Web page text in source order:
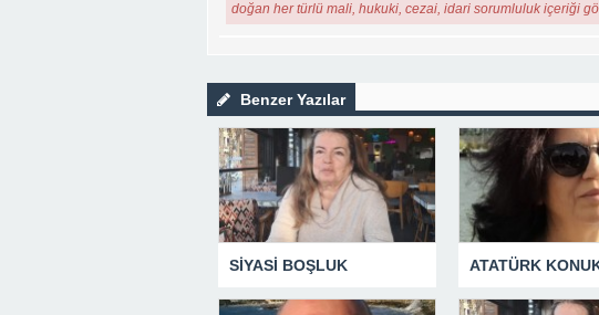
doğan her türlü mali, hukuki, cezai, idari sorumluluk içeriği
Benzer Yazılar
SİYASİ BOŞLUK ATATÜRK